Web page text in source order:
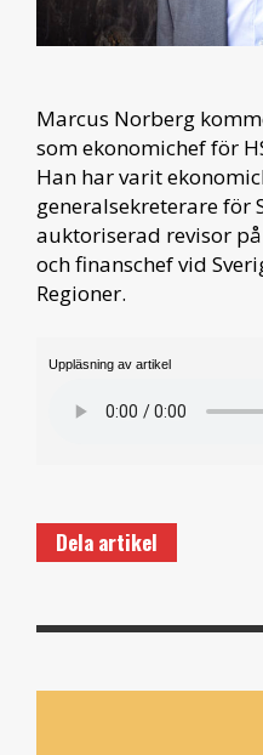
Marcus Norberg
som ekonomichef för
Han har varit
generalsekreterare för
auktoriserad revisor
och finanschef vid
Regioner.
Uppläsning av artikel
Dela artikel